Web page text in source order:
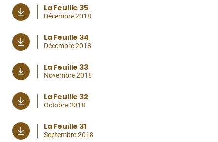
La Feuille 35
Décembre 2018
La Feuille 34
Décembre 2018
La Feuille 33
Novembre 2018
La Feuille 32
Octobre 2018
La Feuille 31
Septembre 2018